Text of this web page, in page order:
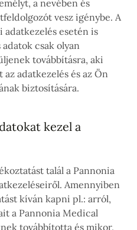
a nevében és
vesz igénybe. A
adatkezelés esetén is
csak olyan
továbbításra, aki
adatkezelés és az Ön
biztosítására.
kezel a
talál a Pannonia
Amennyiben
kíván kapni pl.: arról,
a Pannonia Medical
továbbította és mikor,